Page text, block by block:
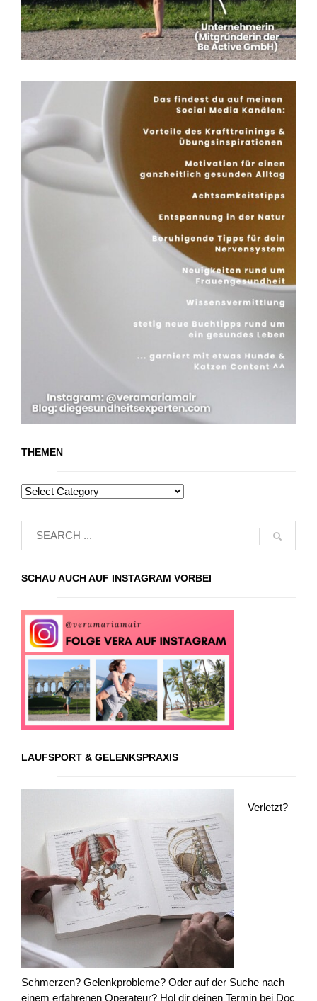
THEMEN
SCHAU AUCH AUF INSTAGRAM VORBEI
LAUFSPORT & GELENKSPRAXIS
Verletzt?
Schmerzen? Gelenkprobleme? Oder auf der Suche nach
einem erfahrenen Operateur? Hol dir deinen Termin bei Doc